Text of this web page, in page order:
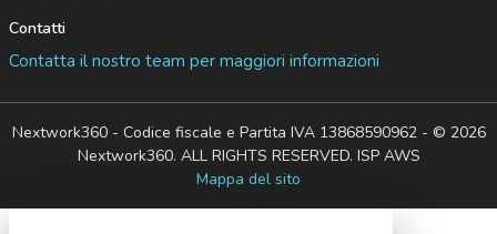
Contatti
Contatta il nostro team per maggiori informazioni
Nextwork360 - Codice fiscale e Partita IVA 13868590962 - © 2026
Nextwork360. ALL RIGHTS RESERVED. ISP AWS
Mappa del sito